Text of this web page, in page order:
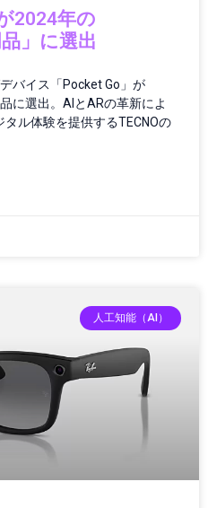
ド
ト
ジー
2024年の
」に選出
バイス「Pocket Go」が
に選出。AIとARの革新によ
ル体験を提供するTECNOの
人工知能（AI）